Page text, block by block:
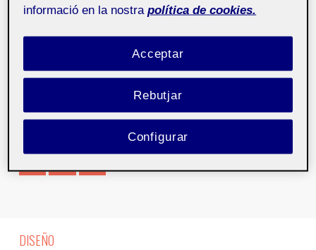
Leer más
lanza/tableta/barata/mundo/elpeputec/20111005elpe
Comparte este artículo
DISEÑO
informació en la nostra política de cookies.
Rebutjar
Acceptar
Configurar